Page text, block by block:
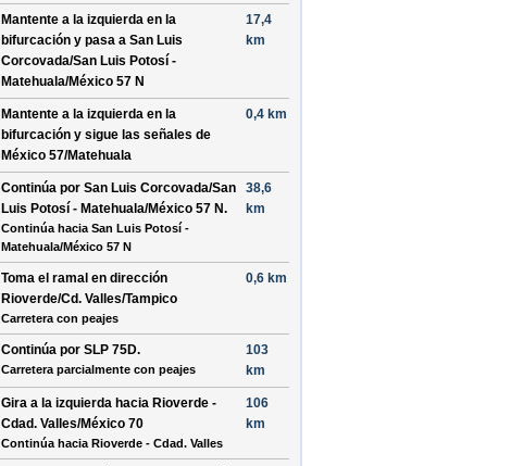
Mantente a la izquierda en la
bifurcación y pasa a San Luis
Corcovada/San Luis Potosí -
Matehuala/México 57 N
17,4
km
Mantente a la izquierda en la
bifurcación y sigue las señales de
México 57/Matehuala
0,4 km
Continúa por San Luis Corcovada/San
Luis Potosí - Matehuala/México 57 N.
Continúa hacia San Luis Potosí -
Matehuala/México 57 N
38,6
km
Toma el ramal en dirección
Rioverde/Cd. Valles/Tampico
Carretera con peajes
0,6 km
Continúa por SLP 75D.
Carretera parcialmente con peajes
103
km
Gira a la izquierda hacia Rioverde -
Cdad. Valles/México 70
Continúa hacia Rioverde - Cdad. Valles
106
km